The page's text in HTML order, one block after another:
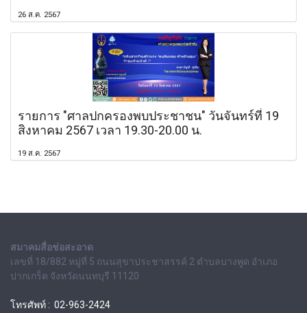
26 ส.ค. 2567
รายการ "ศาลปกครองพบประชาชน" วันจันทร์ที่ 19
สิงหาคม 2567 เวลา 19.30-20.00 น.
19 ส.ค. 2567
สมาคมสื่อช่อสะอาด
เลขที่ 18/882 หมู่ที่ 5 ถนนสุขาประชาสรรค์ 2 ตำบลบางพูด อำเภอ
ปากเกร็ด จังหวัดนนทบุรี 11120
โทรศัพท์ : 02-963-2424